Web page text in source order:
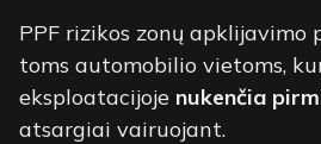
PPF rizikos zonų apklijavimo
toms automobilio vietoms,
eksploatacijoje nukenčia
atsargiai vairuojant.